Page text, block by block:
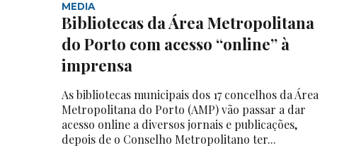
MEDIA
Bibliotecas da Área Metropolitana
do Porto com acesso “online” à
imprensa
As bibliotecas municipais dos 17 concelhos da Área
Metropolitana do Porto (AMP) vão passar a dar
acesso online a diversos jornais e publicações,
depois de o Conselho Metropolitano ter...